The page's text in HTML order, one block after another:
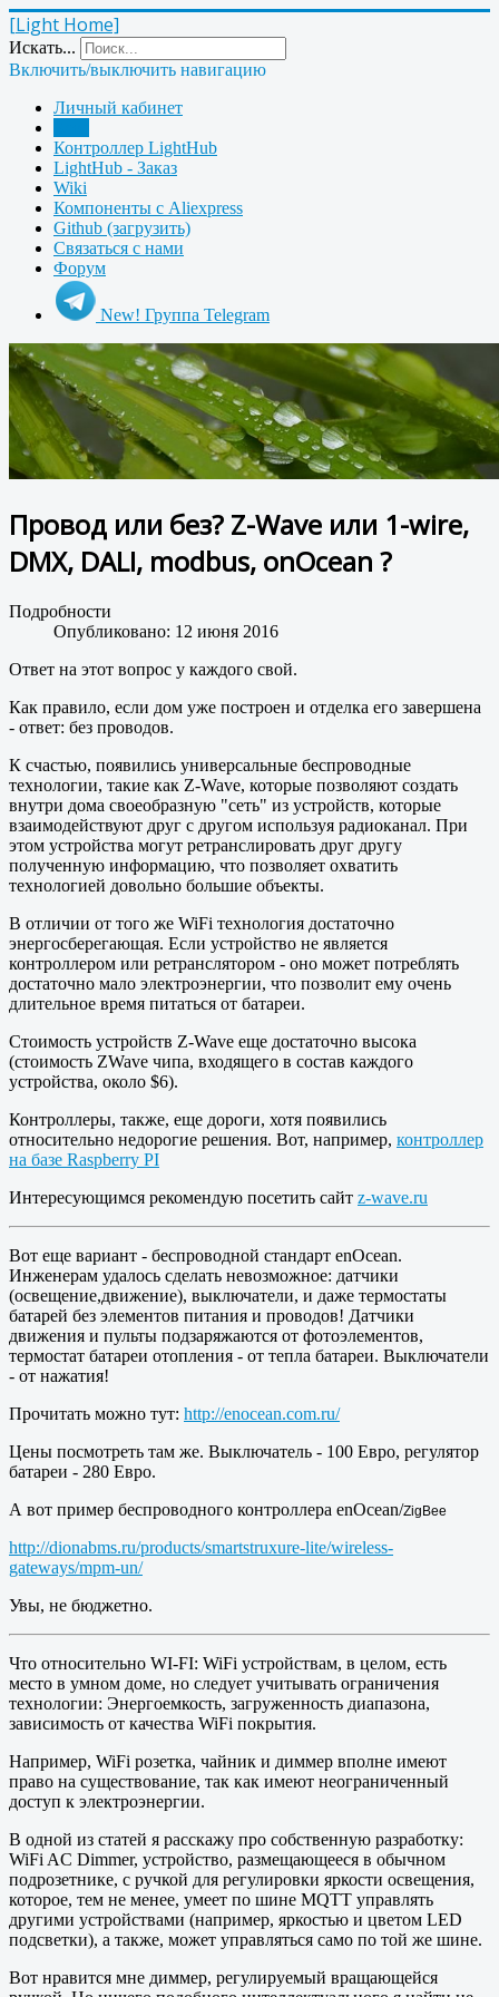
[Light Home]
Искать...
Включить/выключить навигацию
Личный кабинет
Контроллер LightHub
LightHub - Заказ
Wiki
Компоненты с Aliexpress
Github (загрузить)
Связаться с нами
Форум
New! Группа Telegram
Провод или без? Z-Wave или 1-wire,
DMX, DALI, modbus, onOcean ?
Подробности
Опубликовано: 12 июня 2016
Ответ на этот вопрос у каждого свой.
Как правило, если дом уже построен и отделка его завершена
- ответ: без проводов.
К счастью, появились универсальные беспроводные
технологии, такие как Z-Wave, которые позволяют создать
внутри дома своеобразную "сеть" из устройств, которые
взаимодействуют друг с другом используя радиоканал. При
этом устройства могут ретранслировать друг другу
полученную информацию, что позволяет охватить
технологией довольно большие объекты.
В отличии от того же WiFi технология достаточно
энергосберегающая. Если устройство не является
контроллером или ретранслятором - оно может потреблять
достаточно мало электроэнергии, что позволит ему очень
длительное время питаться от батареи.
Стоимость устройств Z-Wave еще достаточно высока
(стоимость ZWave чипа, входящего в состав каждого
устройства, около $6).
Контроллеры, также, еще дороги, хотя появились
относительно недорогие решения. Вот, например, контроллер
на базе Raspberry PI
Интересующимся рекомендую посетить сайт z-wave.ru
Вот еще вариант - беспроводной стандарт enOcean.
Инженерам удалось сделать невозможное: датчики
(освещение,движение), выключатели, и даже термостаты
батарей без элементов питания и проводов! Датчики
движения и пульты подзаряжаются от фотоэлементов,
термостат батареи отопления - от тепла батареи. Выключатели
- от нажатия!
Прочитать можно тут: http://enocean.com.ru/
Цены посмотреть там же. Выключатель - 100 Евро, регулятор
батареи - 280 Евро.
А вот пример беспроводного контроллера enOcean/ZigBee
http://dionabms.ru/products/smartstruxure-lite/wireless-
gateways/mpm-un/
Увы, не бюджетно.
Что относительно WI-FI: WiFi устройствам, в целом, есть
место в умном доме, но следует учитывать ограничения
технологии: Энергоемкость, загруженность диапазона,
зависимость от качества WiFi покрытия.
Например, WiFi розетка, чайник и диммер вполне имеют
право на существование, так как имеют неограниченный
доступ к электроэнергии.
В одной из статей я расскажу про собственную разработку:
WiFi AC Dimmer, устройство, размещающееся в обычном
подрозетнике, с ручкой для регулировки яркости освещения,
которое, тем не менее, умеет по шине MQTT управлять
другими устройствами (например, яркостью и цветом LED
подсветки), а также, может управляться само по той же шине.
Вот нравится мне диммер, регулируемый вращающейся